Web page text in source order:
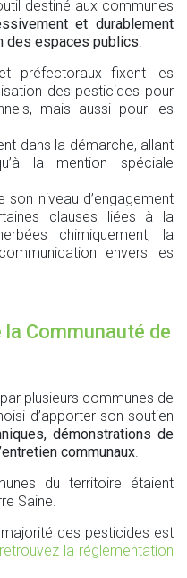
destiné aux communes
et durablement
des espaces publics
préfectoraux fixent les
des pesticides pour
mais aussi pour les
dans la démarche, allant
la mention spéciale
niveau d’engagement
clauses liées à la
chimiquement, la
envers les
Communauté de
plusieurs communes de
d’apporter son soutien
démonstrations de
communaux
du territoire étaient
Saine.
des pesticides est
retrouvez la réglementation